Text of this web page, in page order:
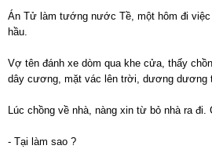
Án Tử làm tướng nước Tề, một hôm đi việc
hầu.
Vợ tên đánh xe dòm qua khe cửa, thấy
dây cương, mặt vác lên trời, dương dương
Lúc chồng về nhà, nàng xin từ bỏ nhà ra đi.
- Tại làm sao ?